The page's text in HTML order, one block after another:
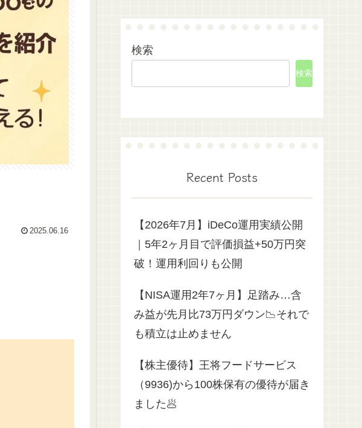
2025.06.16
検索
検索
Recent Posts
【2026年7月】iDeCo運用実績公開
｜5年2ヶ月目で評価損益+50万円突
破！運用利回りも公開
【NISA運用2年7ヶ月】足踏み…含
み益が先月比73万円ダウン📉それで
も積立は止めません
【株主優待】王将フードサービス
（9936)から100株保有の優待が届き
ました🥟